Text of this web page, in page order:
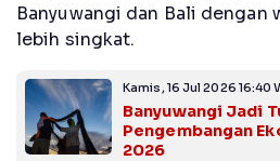
Banyuwangi dan Bali dengan
lebih singkat.
Kamis, 16 Jul 2026 16:40
Banyuwangi Jadi
Pengembangan
2026